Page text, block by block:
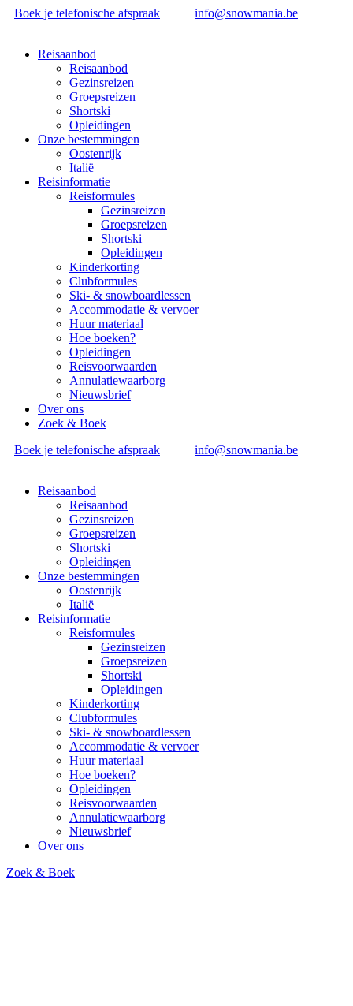
Boek je telefonische afspraak info@snowmania.be
Reisaanbod
Reisaanbod
Gezinsreizen
Groepsreizen
Shortski
Opleidingen
Onze bestemmingen
Oostenrijk
Italië
Reisinformatie
Reisformules
Gezinsreizen
Groepsreizen
Shortski
Opleidingen
Kinderkorting
Clubformules
Ski- & snowboardlessen
Accommodatie & vervoer
Huur materiaal
Hoe boeken?
Opleidingen
Reisvoorwaarden
Annulatiewaarborg
Nieuwsbrief
Over ons
Zoek & Boek
Boek je telefonische afspraak
info@snowmania.be
Reisaanbod
Reisaanbod
Gezinsreizen
Groepsreizen
Shortski
Opleidingen
Onze bestemmingen
Oostenrijk
Italië
Reisinformatie
Reisformules
Gezinsreizen
Groepsreizen
Shortski
Opleidingen
Kinderkorting
Clubformules
Ski- & snowboardlessen
Accommodatie & vervoer
Huur materiaal
Hoe boeken?
Opleidingen
Reisvoorwaarden
Annulatiewaarborg
Nieuwsbrief
Over ons
Zoek & Boek